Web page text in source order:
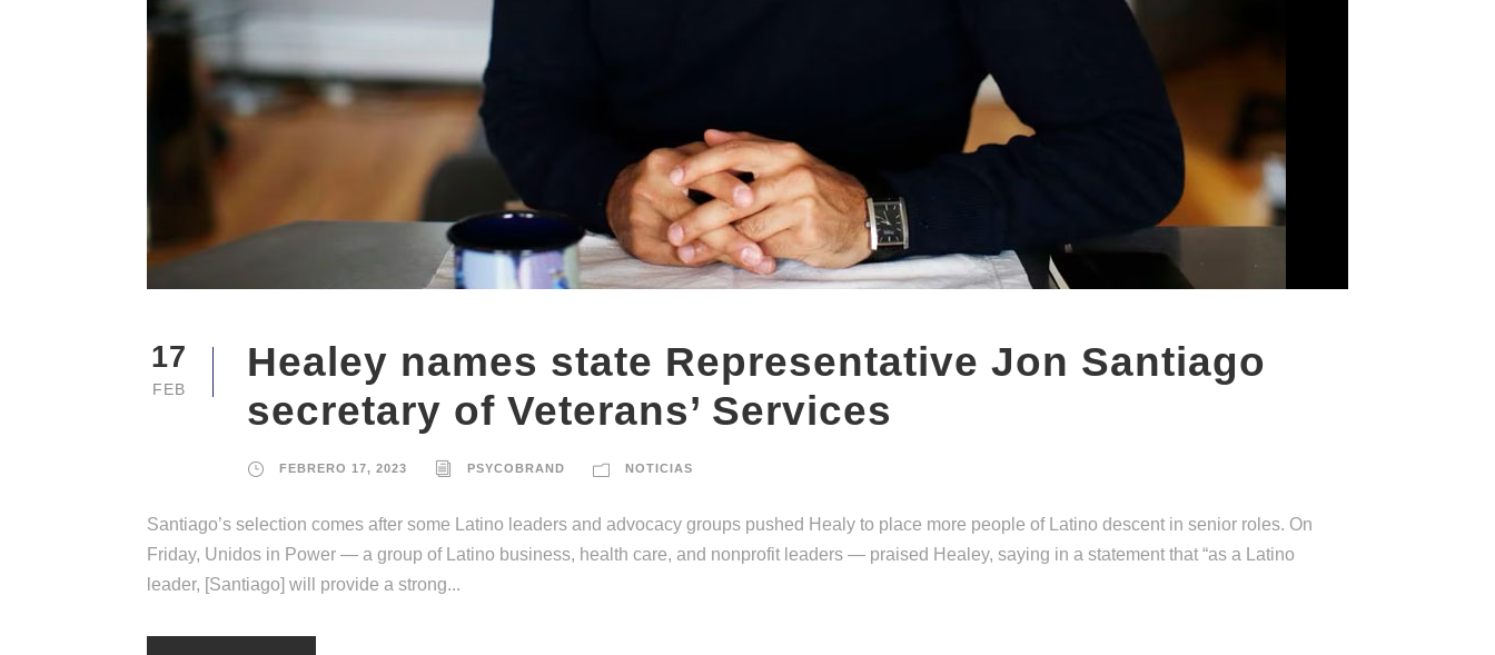
17
FEB
Healey names state Representative Jon Santiago
secretary of Veterans’ Services
FEBRERO 17, 2023 PSYCOBRAND NOTICIAS
Santiago’s selection comes after some Latino leaders and advocacy groups pushed Healy to place more people of Latino descent in senior roles. On
Friday, Unidos in Power — a group of Latino business, health care, and nonprofit leaders — praised Healey, saying in a statement that “as a Latino
leader, [Santiago] will provide a strong...